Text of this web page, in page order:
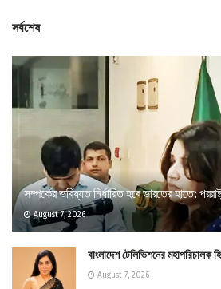
সর্বশেষ
সম্পর্কের ভবিষ্যত নির্ধারিত হবে ভারতের হাতে:
August 7, 2026
বাংলাদেশ টেলিভিশনের মহাপরিচালক
August 7, 2026